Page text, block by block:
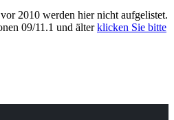
2010 werden hier nicht aufgelistet.
09/11.1 und älterklicken Sie bitte